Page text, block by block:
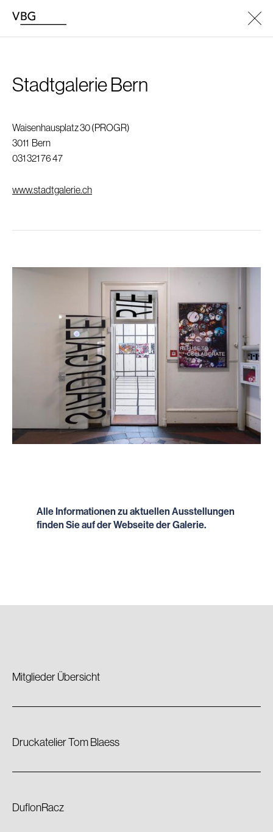
Stadtgalerie Bern
Waisenhausplatz 30 (PROGR)
3011 Bern
031 321 76 47
www.stadtgalerie.ch
Alle Informationen zu aktuellen Ausstellungen
finden Sie auf der Webseite der Galerie.
Mitglieder Übersicht
Druckatelier Tom Blaess
DuflonRacz